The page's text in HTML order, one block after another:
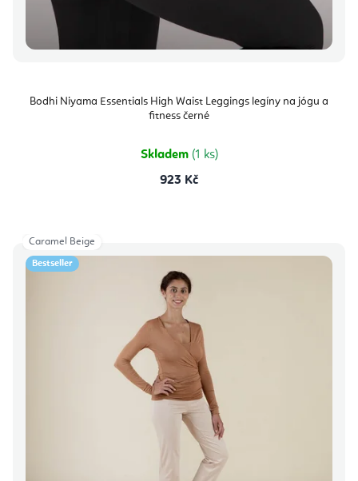
Bodhi Niyama Essentials High Waist Leggings legíny na jógu a
fitness černé
Skladem (1 ks)
923 Kč
Bestseller
Caramel Beige